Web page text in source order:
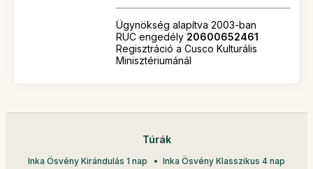
Ügynökség alapítva 2003-ban
RUC engedély 20600652461
Regisztráció a Cusco Kulturális
Minisztériumánál
Túrák
Inka Ösvény Kirándulás 1 nap Inka Ösvény Klasszikus 4 nap